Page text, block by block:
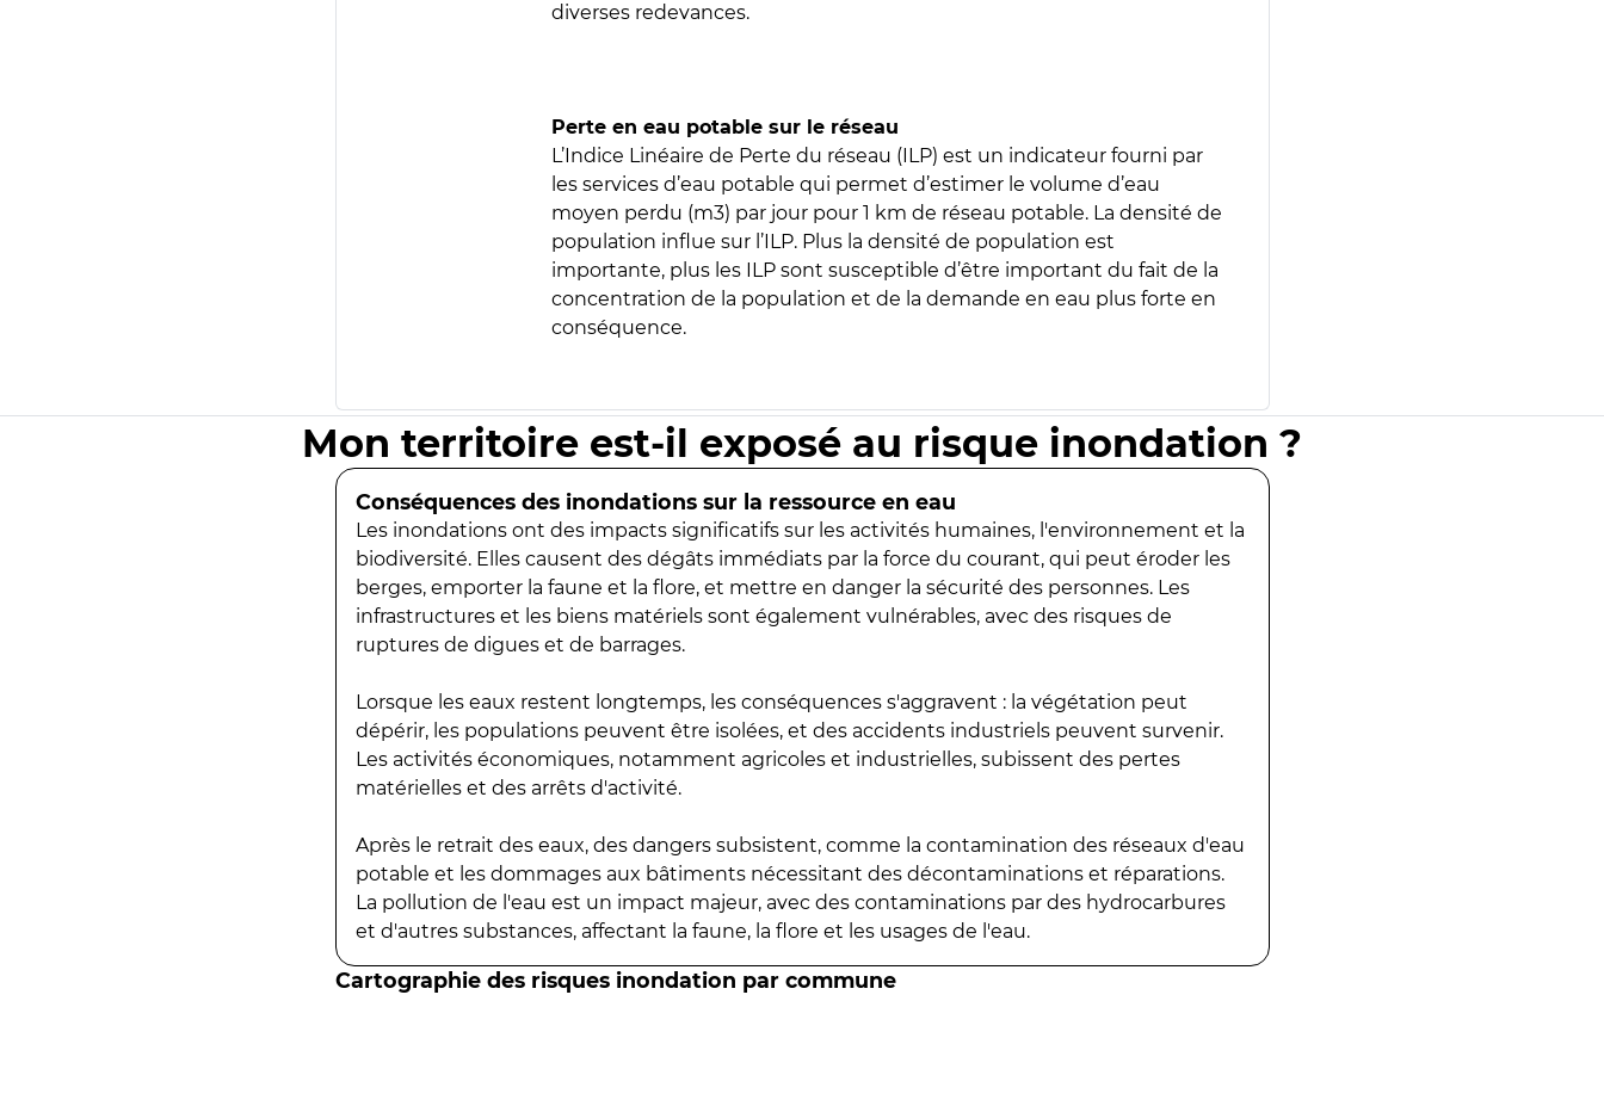
diverses redevances.
Perte en eau potable sur le réseau
L’Indice Linéaire de Perte du réseau (ILP) est un indicateur fourni par
les services d’eau potable qui permet d’estimer le volume d’eau
moyen perdu (m3) par jour pour 1 km de réseau potable. La densité de
population influe sur l’ILP. Plus la densité de population est
importante, plus les ILP sont susceptible d’être important du fait de la
concentration de la population et de la demande en eau plus forte en
conséquence.
Mon territoire est-il exposé au risque inondation ?
Conséquences des inondations sur la ressource en eau
Les inondations ont des impacts significatifs sur les activités humaines, l'environnement et la
biodiversité. Elles causent des dégâts immédiats par la force du courant, qui peut éroder les
berges, emporter la faune et la flore, et mettre en danger la sécurité des personnes. Les
infrastructures et les biens matériels sont également vulnérables, avec des risques de
ruptures de digues et de barrages.
Lorsque les eaux restent longtemps, les conséquences s'aggravent : la végétation peut
dépérir, les populations peuvent être isolées, et des accidents industriels peuvent survenir.
Les activités économiques, notamment agricoles et industrielles, subissent des pertes
matérielles et des arrêts d'activité.
Après le retrait des eaux, des dangers subsistent, comme la contamination des réseaux d'eau
potable et les dommages aux bâtiments nécessitant des décontaminations et réparations.
La pollution de l'eau est un impact majeur, avec des contaminations par des hydrocarbures
et d'autres substances, affectant la faune, la flore et les usages de l'eau.
Cartographie des risques inondation par commune